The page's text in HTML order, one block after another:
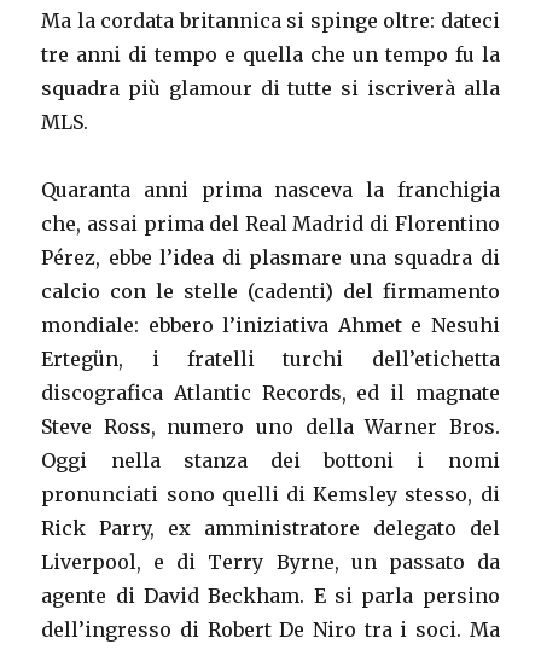
Ma la cordata britannica si spinge oltre: dateci
tre anni di tempo e quella che un tempo fu la
squadra più glamour di tutte si iscriverà alla
MLS.
Quaranta anni prima nasceva la franchigia
che, assai prima del Real Madrid di Florentino
Pérez, ebbe l’idea di plasmare una squadra di
calcio con le stelle (cadenti) del firmamento
mondiale: ebbero l’iniziativa Ahmet e Nesuhi
Ertegün, i fratelli turchi dell’etichetta
discografica Atlantic Records, ed il magnate
Steve Ross, numero uno della Warner Bros.
Oggi nella stanza dei bottoni i nomi
pronunciati sono quelli di Kemsley stesso, di
Rick Parry, ex amministratore delegato del
Liverpool, e di Terry Byrne, un passato da
agente di David Beckham. E si parla persino
dell’ingresso di Robert De Niro tra i soci. Ma